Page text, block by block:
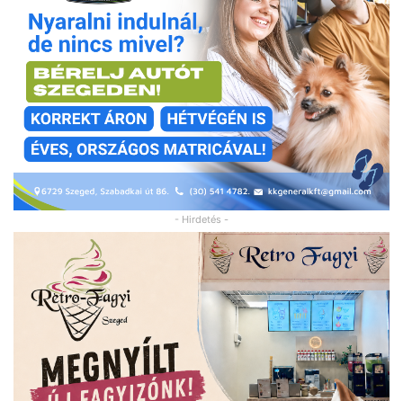
- Hirdetés -